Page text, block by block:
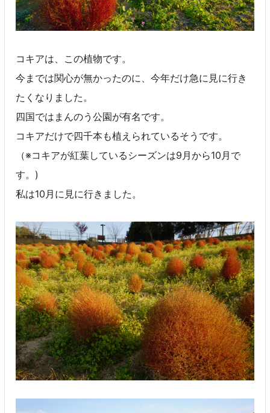
コキアは、この植物です。
今までは関心が無かったのに、今年だけ急に見に行き
たくなりました。
四国ではまんのう公園が有名です。
コキアだけで四千本も植えられているそうです。
（※コキアが紅葉しているシーズンは9月から10月で
す。)
私は10月に見に行きました。